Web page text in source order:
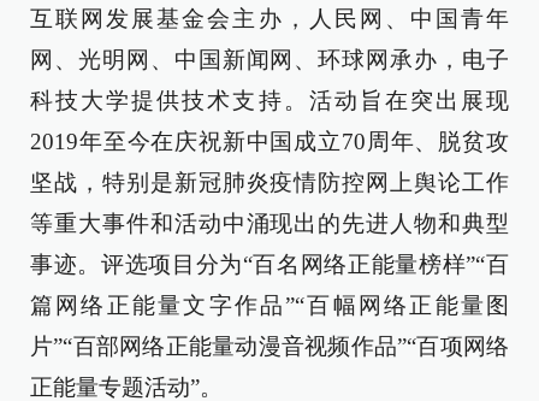
互联网发展基金会主办，人民网、中国青年
网、光明网、中国新闻网、环球网承办，电子
科技大学提供技术支持。活动旨在突出展现
2019年至今在庆祝新中国成立70周年、脱贫攻
坚战，特别是新冠肺炎疫情防控网上舆论工作
等重大事件和活动中涌现出的先进人物和典型
事迹。评选项目分为“百名网络正能量榜样”“百
篇网络正能量文字作品”“百幅网络正能量图
片”“百部网络正能量动漫音视频作品”“百项网络
正能量专题活动”。